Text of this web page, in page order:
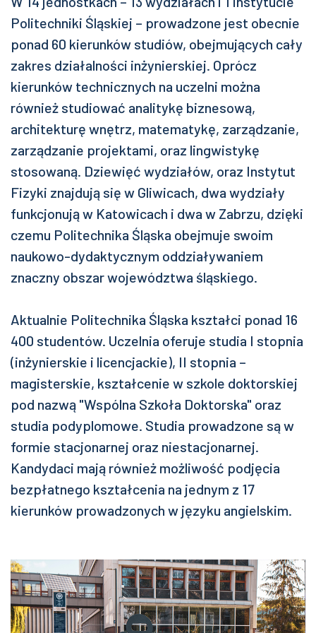
Politechniki Śląskiej – prowadzone jest obecnie
ponad 60 kierunków studiów, obejmujących cały
zakres działalności inżynierskiej. Oprócz
kierunków technicznych na uczelni można
również studiować analitykę biznesową,
architekturę wnętrz, matematykę, zarządzanie,
zarządzanie projektami, oraz lingwistykę
stosowaną. Dziewięć wydziałów, oraz Instytut
Fizyki znajdują się w Gliwicach, dwa wydziały
funkcjonują w Katowicach i dwa w Zabrzu, dzięki
czemu Politechnika Śląska obejmuje swoim
naukowo-dydaktycznym oddziaływaniem
znaczny obszar województwa śląskiego.
Aktualnie Politechnika Śląska kształci ponad 16
400 studentów. Uczelnia oferuje studia I stopnia
(inżynierskie i licencjackie), II stopnia –
magisterskie, kształcenie w szkole doktorskiej
pod nazwą "Wspólna Szkoła Doktorska" oraz
studia podyplomowe. Studia prowadzone są w
formie stacjonarnej oraz niestacjonarnej.
Kandydaci mają również możliwość podjęcia
bezpłatnego kształcenia na jednym z 17
kierunków prowadzonych w języku angielskim.